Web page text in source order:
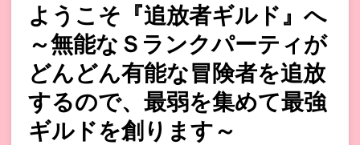
ようこそ『追放者ギルド』へ
～無能なＳランクパーティが
どんどん有能な冒険者を追放
するので、最弱を集めて最強
ギルドを創ります～